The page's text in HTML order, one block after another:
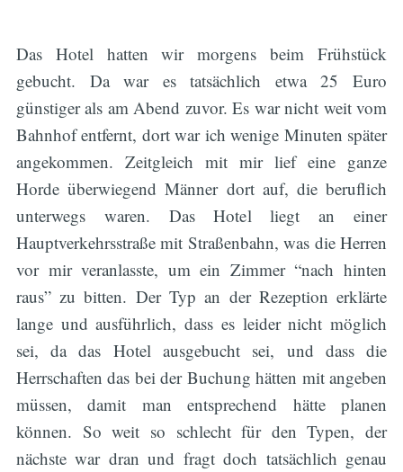
Das Hotel hatten wir morgens beim Frühstück
gebucht. Da war es tatsächlich etwa 25 Euro
günstiger als am Abend zuvor. Es war nicht weit vom
Bahnhof entfernt, dort war ich wenige Minuten später
angekommen. Zeitgleich mit mir lief eine ganze
Horde überwiegend Männer dort auf, die beruflich
unterwegs waren. Das Hotel liegt an einer
Hauptverkehrsstraße mit Straßenbahn, was die Herren
vor mir veranlasste, um ein Zimmer “nach hinten
raus” zu bitten. Der Typ an der Rezeption erklärte
lange und ausführlich, dass es leider nicht möglich
sei, da das Hotel ausgebucht sei, und dass die
Herrschaften das bei der Buchung hätten mit angeben
müssen, damit man entsprechend hätte planen
können. So weit so schlecht für den Typen, der
nächste war dran und fragt doch tatsächlich genau